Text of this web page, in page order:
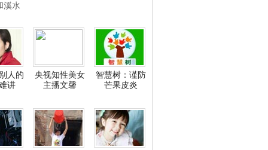
溪水
人的
讲
央视知性美女
主播文馨
智慧树：谨防
芒果皮炎